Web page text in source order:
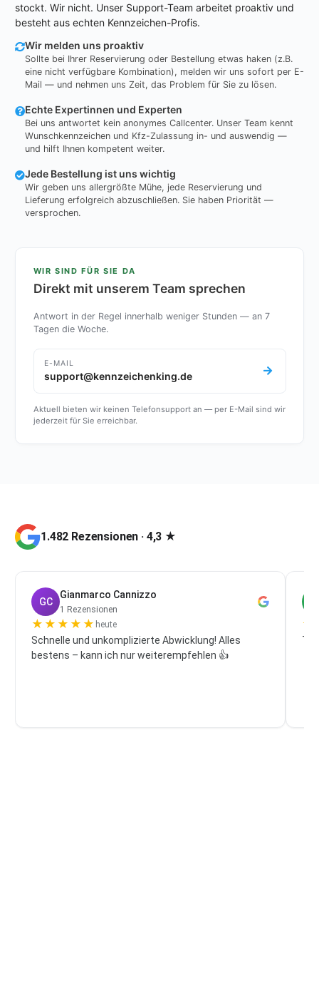
stockt. Wir nicht. Unser Support-Team arbeitet proaktiv und
besteht aus echten Kennzeichen-Profis.
Wir melden uns proaktiv
Sollte bei Ihrer Reservierung oder Bestellung etwas haken (z.B.
eine nicht verfügbare Kombination), melden wir uns sofort per E-
Mail — und nehmen uns Zeit, das Problem für Sie zu lösen.
Echte Expertinnen und Experten
Bei uns antwortet kein anonymes Callcenter. Unser Team kennt
Wunschkennzeichen und Kfz-Zulassung in- und auswendig —
und hilft Ihnen kompetent weiter.
Jede Bestellung ist uns wichtig
Wir geben uns allergrößte Mühe, jede Reservierung und
Lieferung erfolgreich abzuschließen. Sie haben Priorität —
versprochen.
WIR SIND FÜR SIE DA
Direkt mit unserem Team sprechen
Antwort in der Regel innerhalb weniger Stunden — an 7
Tagen die Woche.
E-MAIL
support@kennzeichenking.de
Aktuell bieten wir keinen Telefonsupport an — per E-Mail sind wir
jederzeit für Sie erreichbar.
1.482 Rezensionen · 4,3 ★
GC
Gianmarco Cannizzo
1 Rezensionen
★ ★ ★ ★ ★ heute
Schnelle und unkomplizierte Abwicklung! Alles
bestens – kann ich nur weiterempfehlen 👍
★